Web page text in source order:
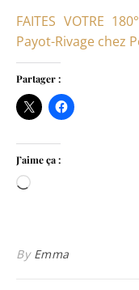
FAITES VOTRE
Payot-Rivage chez
Partager :
J’aime ça :
Chargement…
By Emma